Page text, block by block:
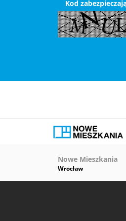
Kod
Nowe Mieszkania
Wrocław